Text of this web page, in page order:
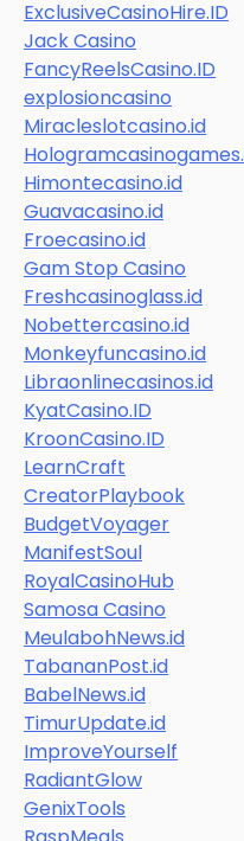
ExclusiveCasinoHire.ID
Jack Casino
FancyReelsCasino.ID
explosioncasino
Miracleslotcasino.id
Himontecasino.id
Guavacasino.id
Froecasino.id
Gam Stop Casino
Freshcasinoglass.id
Nobettercasino.id
Monkeyfuncasino.id
Libraonlinecasinos.id
KyatCasino.ID
KroonCasino.ID
LearnCraft
CreatorPlaybook
BudgetVoyager
ManifestSoul
RoyalCasinoHub
Samosa Casino
MeulabohNews.id
TabananPost.id
BabelNews.id
TimurUpdate.id
ImproveYourself
RadiantGlow
GenixTools